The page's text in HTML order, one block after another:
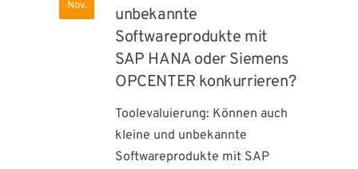
Nov.
unbekannte
Softwareprodukte mit
SAP HANA oder Siemens
OPCENTER konkurrieren?
Toolevaluierung: Können auch
kleine und unbekannte
Softwareprodukte mit SAP